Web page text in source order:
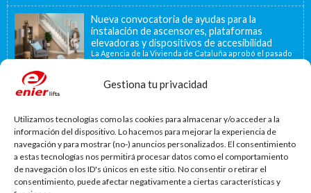
Gestiona tu privacidad
Utilizamos tecnologías como las cookies para almacenar y/o acceder a la
información del dispositivo. Lo hacemos para mejorar la experiencia de
navegación y para mostrar (no-) anuncios personalizados. El consentimiento
a estas tecnologías nos permitirá procesar datos como el comportamiento
de navegación o los ID's únicos en este sitio. No consentir o retirar el
consentimiento, puede afectar negativamente a ciertas características y
Nueva convocatoria de ayudas para la
instalación de ascensores, plataformas
elevadoras y dispositivos de accesibilidad
La Agencia de la Vivienda de Cataluña aprobó el pasado
15 de noviembre de...
La accesibilidad universal es una prioridad
MAS NOTICIAS